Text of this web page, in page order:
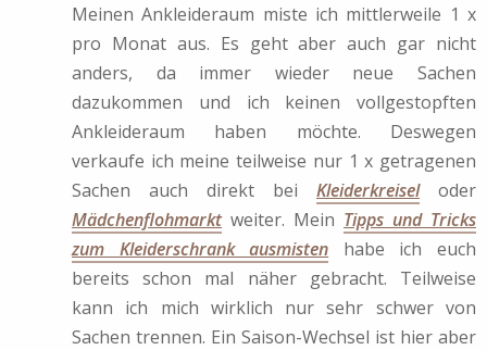
Meinen Ankleideraum miste ich mittlerweile 1 x
pro Monat aus. Es geht aber auch gar nicht
anders, da immer wieder neue Sachen
dazukommen und ich keinen vollgestopften
Ankleideraum haben möchte. Deswegen
verkaufe ich meine teilweise nur 1 x getragenen
Sachen auch direkt bei Kleiderkreiseloder
Mädchenflohmarktweiter. Mein Tipps und Tricks
zum Kleiderschrank ausmisten habe ich euch
bereits schon mal näher gebracht. Teilweise
kann ich mich wirklich nur sehr schwer von
Sachen trennen. Ein Saison-Wechsel ist hier aber